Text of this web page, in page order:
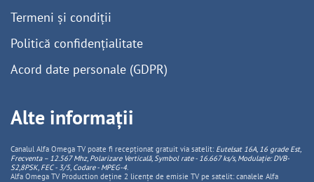
Termeni și condiții
Politică confidențialitate
Acord date personale (GDPR)
Alte informații
Canalul Alfa Omega TV poate fi recepționat gratuit via satelit: Eutelsat 16A, 16 grade Est,
Frecventa – 12.567 Mhz, PolarizareVerticală, Symbol rate - 16.667 ks/s, Modulație: DVB-
S2,8PSK, FEC - 3/5, Codare - MPEG-4.
Alfa Omega TV Production deține 2 licențe de emisie TV pe satelit: canalele Alfa